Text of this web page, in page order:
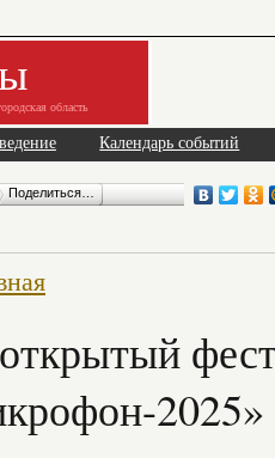
область
Календарь событий
Поделиться…
2025»